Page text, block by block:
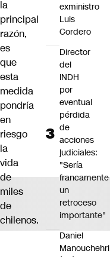
la
principal
razón,
es
que
esta
medida
pondría
en
riesgo
la
vida
de
miles
de
chilenos.
exministro
Luis
Cordero
Director
del
INDH
por
eventual
pérdida
de
acciones
judiciales:
"Sería
francamente
un
retroceso
importante"
Daniel
Manouchehri